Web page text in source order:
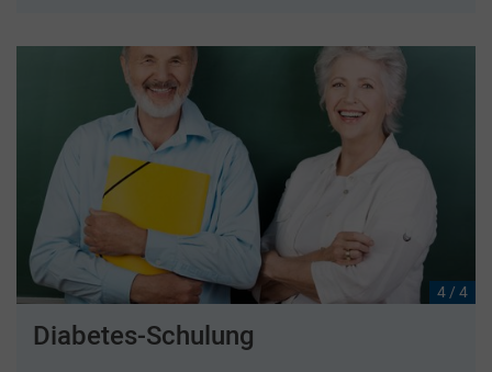
4 / 4
Diabetes-Schulung